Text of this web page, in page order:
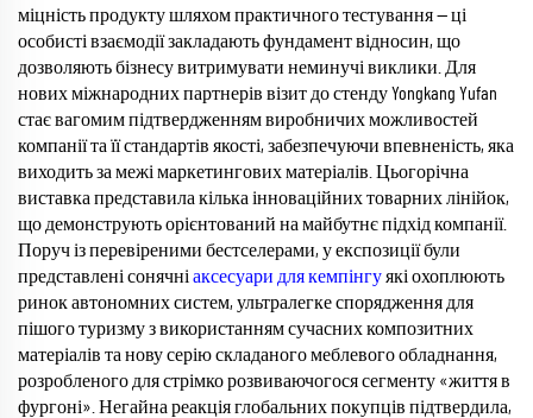
міцність продукту шляхом практичного тестування — ці
особисті взаємодії закладають фундамент відносин, що
дозволяють бізнесу витримувати неминучі виклики. Для
нових міжнародних партнерів візит до стенду Yongkang Yufan
стає вагомим підтвердженням виробничих можливостей
компанії та її стандартів якості, забезпечуючи впевненість, яка
виходить за межі маркетингових матеріалів. Цьогорічна
виставка представила кілька інноваційних товарних лінійок,
що демонструють орієнтований на майбутнє підхід компанії.
Поруч із перевіреними бестселерами, у експозиції були
представлені сонячні аксесуари для кемпінгуякі охоплюють
ринок автономних систем, ультралегке спорядження для
пішого туризму з використанням сучасних композитних
матеріалів та нову серію складаного меблевого обладнання,
розробленого для стрімко розвиваючогося сегменту «життя в
фургоні». Негайна реакція глобальних покупців підтвердила,